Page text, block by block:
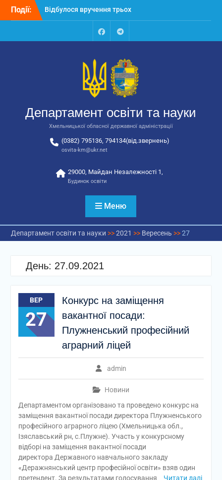
Перейти
Події:
Відбулося вручення трьох
автобусів для потреб
Відбулося засідання
освіти та науки обласної
державної адміністрації
Відбулась обласна
національно-патріотичне
виховання
FacebookTalegram
Департамент освіти та науки
Хмельницької обласної державної адміністрації
(0382) 795136, 794134(від.звернень)
osvita-km@ukr.net
29000, Майдан Незалежності 1,
Будинок освіти
Меню
Департамент освіти та науки >>2021 >> Вересень >>27
День: 27.09.2021
ВЕР
27
Конкурс на заміщення
вакантної посади:
Плужненський професійний
аграрний ліцей
admin
Новини
Департаментом організовано та проведено конкурс на
заміщення вакантної посади директора Плужненського
професійного аграрного ліцею (Хмельницька обл.,
Ізяславський рн, с.Плужне). Участь у конкурсному
відборі на заміщення вакантної посади
директора Державного навчального закладу
«Деражнянський центр професійної освіти» взяв один
претендент. За результатами голосування
Читати далі